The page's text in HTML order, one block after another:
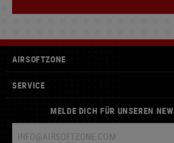
AIRSOFTZONE
SERVICE
MELDE DICH FÜR UNSEREN